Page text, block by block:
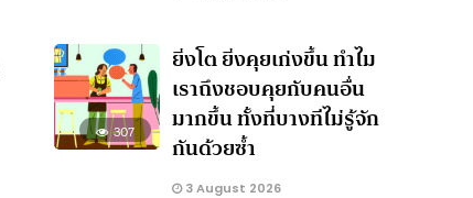
307
ยิ่งโต ยิ่งคุยเก่งขึ้น ทำไม
เราถึงชอบคุยกับคนอื่น
มากขึ้น ทั้งที่บางทีไม่รู้จัก
กันด้วยซ้ำ
3 August 2026